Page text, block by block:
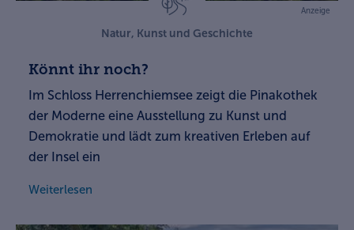
Anzeige
Natur, Kunst und Geschichte
Könnt ihr noch?
Im Schloss Herrenchiemsee zeigt die Pinakothek
der Moderne eine Ausstellung zu Kunst und
Demokratie und lädt zum kreativen Erleben auf
der Insel ein
Weiterlesen